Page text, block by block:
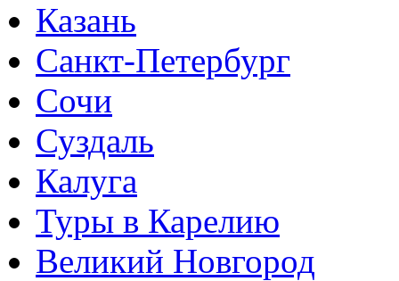
Казань
Санкт-Петербург
Сочи
Суздаль
Калуга
Туры в Карелию
Великий Новгород